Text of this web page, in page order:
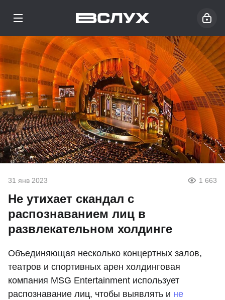
31 янв 2023 1 663
Не утихает скандал с
распознаванием лиц в
развлекательном холдинге
Объединяющая несколько концертных залов,
театров и спортивных арен холдинговая
компания MSG Entertainment использует
распознавание лиц, чтобы выявлять и не